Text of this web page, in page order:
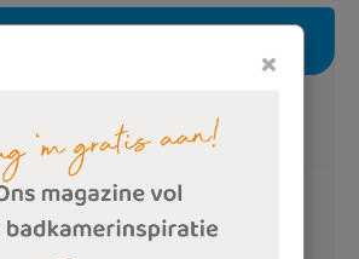
×
laden
thin, luxe clickwaste mat